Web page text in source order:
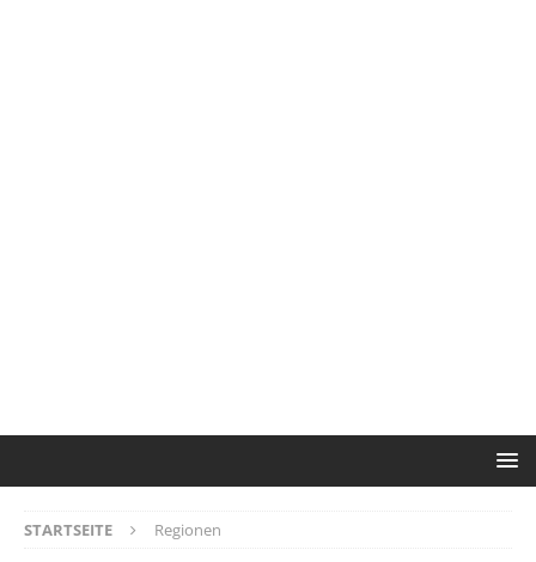
STARTSEITE Regionen